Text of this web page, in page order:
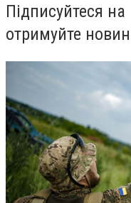
Підписуйтеся
отримуйте